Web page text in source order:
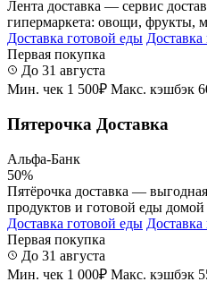
Лента доставка — сервис
гипермаркета: овощи, фрукты,
Доставка готовой еды Доставка
Первая покупка
До 31 августа
Мин. чек 1 500₽ Макс. кэшбэк
Пятерочка Доставка
Альфа-Банк
50%
Пятёрочка доставка —
продуктов и готовой еды домой
Доставка готовой еды Доставка
Первая покупка
До 31 августа
Мин. чек 1 000₽ Макс. кэшбэк